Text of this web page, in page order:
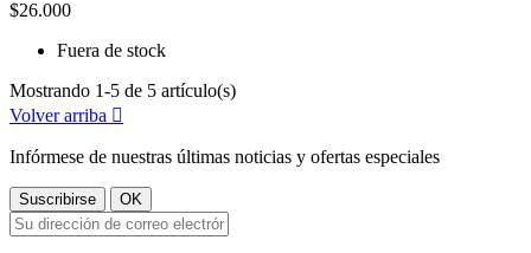
$26.000
Fuera de stock
Mostrando 1-5 de 5 artículo(s)
Volver arriba 
Infórmese de nuestras últimas noticias y ofertas especiales